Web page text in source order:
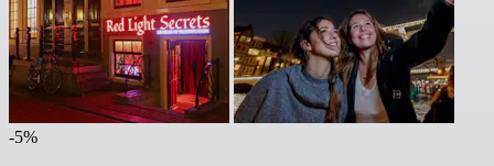
-5%